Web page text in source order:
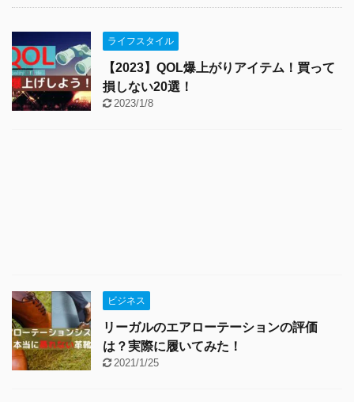
ライフスタイル
【2023】QOL爆上がりアイテム！買って
損しない20選！
2023/1/8
ビジネス
リーガルのエアローテーションの評価
は？実際に履いてみた！
2021/1/25